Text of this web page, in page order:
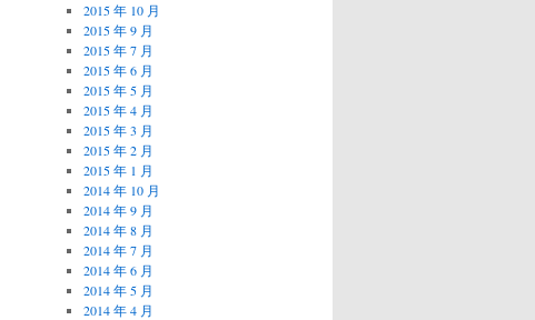
2015 年 10 月
2015 年 9 月
2015 年 7 月
2015 年 6 月
2015 年 5 月
2015 年 4 月
2015 年 3 月
2015 年 2 月
2015 年 1 月
2014 年 10 月
2014 年 9 月
2014 年 8 月
2014 年 7 月
2014 年 6 月
2014 年 5 月
2014 年 4 月